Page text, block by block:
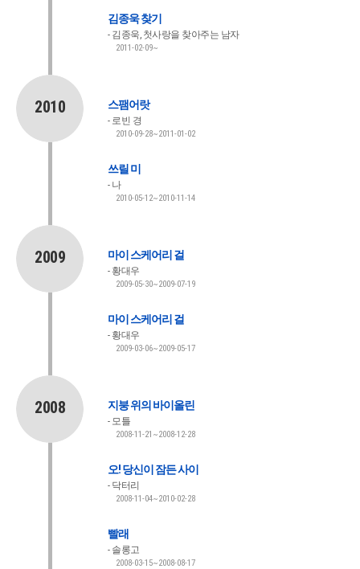
김종욱 찾기
김종욱, 첫사랑을 찾아주는 남자
2011-02-09~
2010 스팸어랏
로빈 경
2010-09-28~2011-01-02
쓰릴 미
나
2010-05-12~2010-11-14
2009 마이 스케어리 걸
황대우
2009-05-30~2009-07-19
마이 스케어리 걸
황대우
2009-03-06~2009-05-17
2008 지붕 위의 바이올린
모틀
2008-11-21~2008-12-28
오! 당신이 잠든 사이
닥터리
2008-11-04~2010-02-28
빨래
솔롱고
2008-03-15~2008-08-17